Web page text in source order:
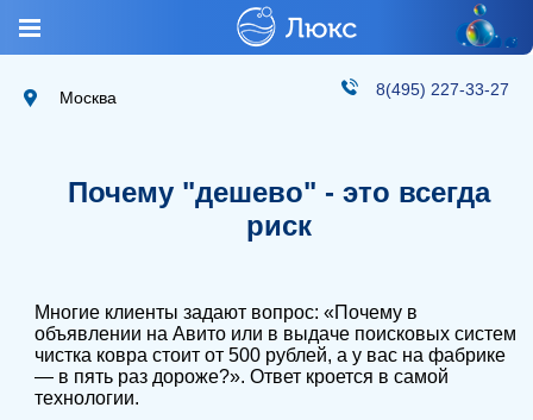
Москва 8(495) 227-33-27
Почему "дешево" - это всегда
риск
Многие клиенты задают вопрос: «Почему в
объявлении на Авито или в выдаче поисковых систем
чистка ковра стоит от 500 рублей, а у вас на фабрике
— в пять раз дороже?». Ответ кроется в самой
технологии.